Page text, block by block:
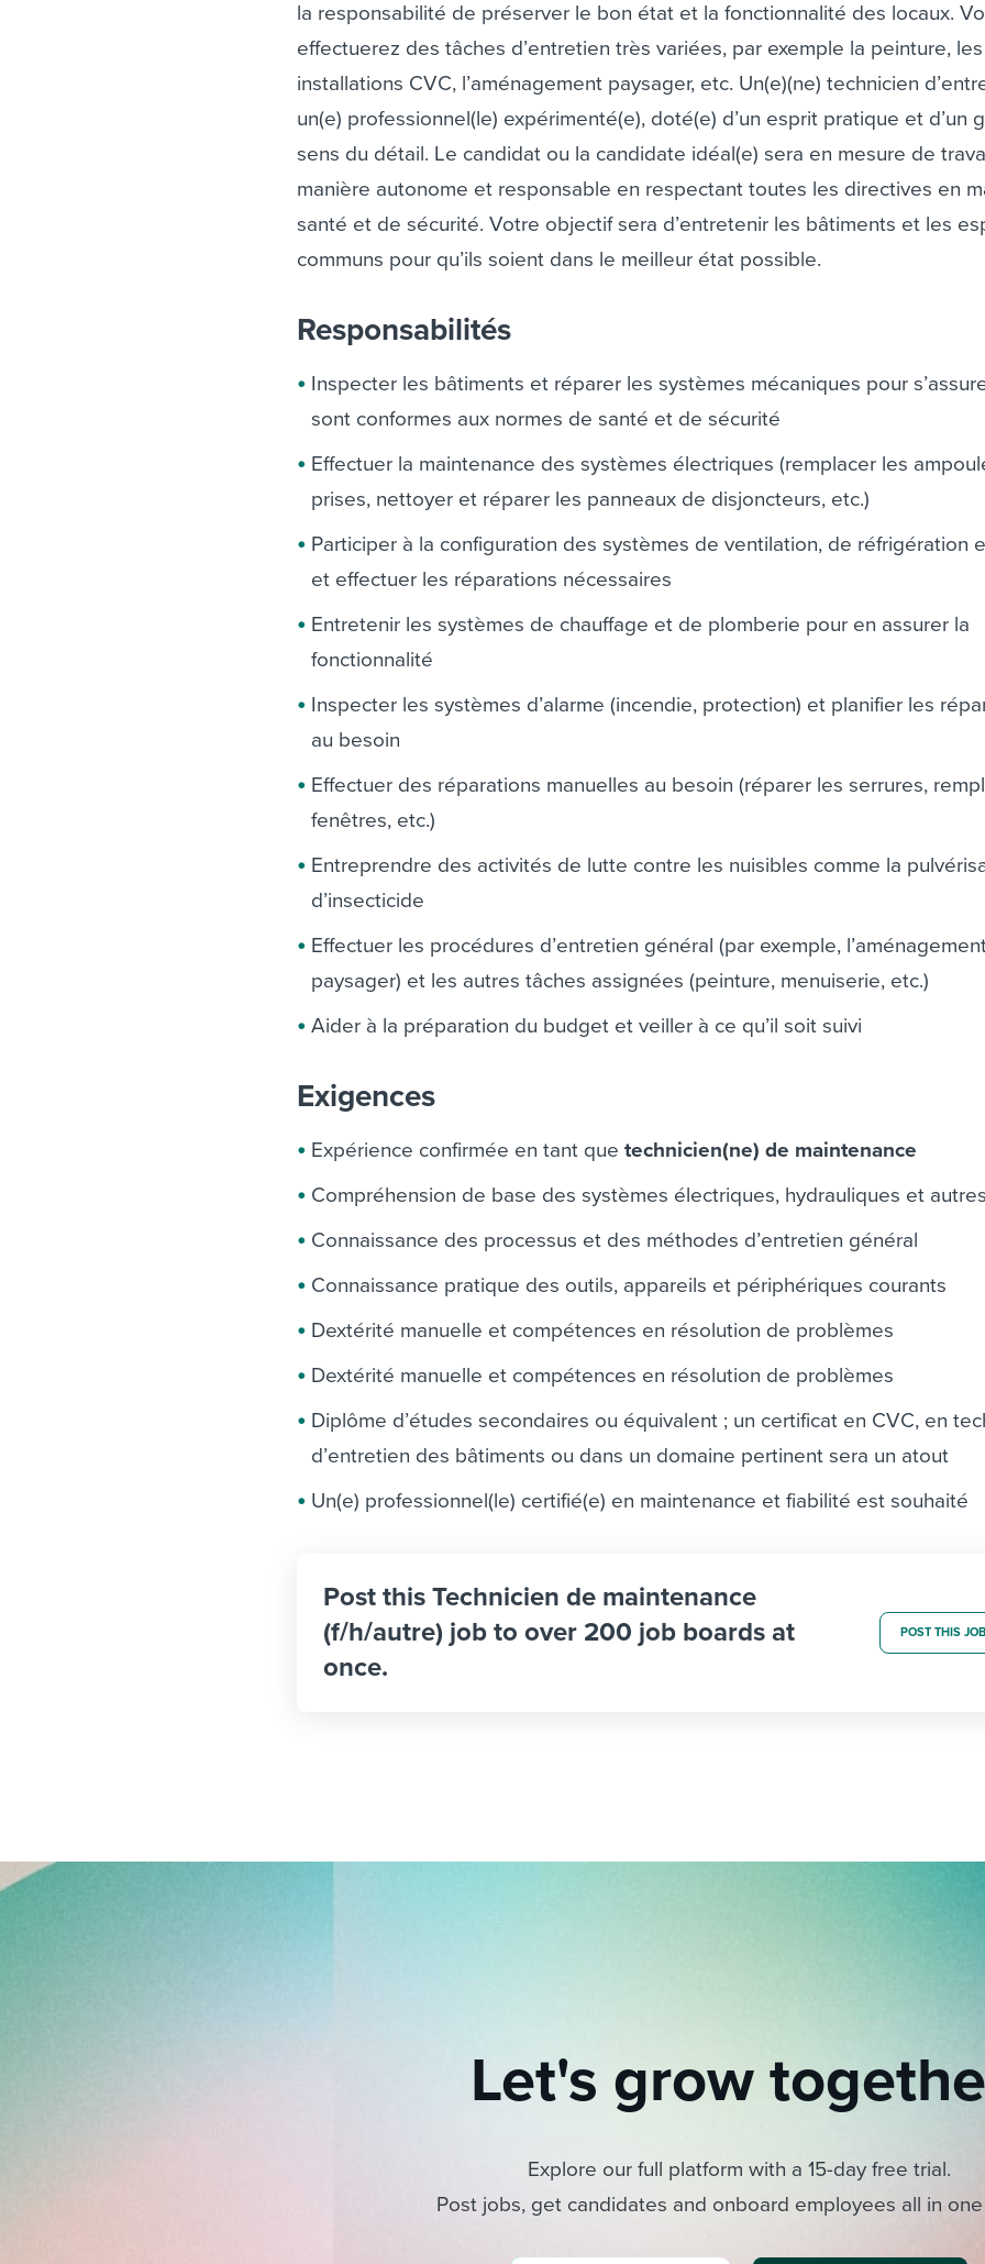
la responsabilité de préserver le bon état et la fonctionnalité des locaux.
effectuerez des tâches d’entretien très variées, par exemple la peinture, les
installations CVC, l’aménagement paysager, etc. Un(e)(ne) technicien
un(e) professionnel(le) expérimenté(e), doté(e) d’un esprit pratique et d’un
sens du détail. Le candidat ou la candidate idéal(e) sera en mesure de
manière autonome et responsable en respectant toutes les directives en
santé et de sécurité. Votre objectif sera d’entretenir les bâtiments et les
communs pour qu’ils soient dans le meilleur état possible.
Responsabilités
Inspecter les bâtiments et réparer les systèmes mécaniques pour
sont conformes aux normes de santé et de sécurité
Effectuer la maintenance des systèmes électriques (remplacer les
prises, nettoyer et réparer les panneaux de disjoncteurs, etc.)
Participer à la configuration des systèmes de ventilation, de réfrigération
et effectuer les réparations nécessaires
Entretenir les systèmes de chauffage et de plomberie pour en assurer la
fonctionnalité
Inspecter les systèmes d’alarme (incendie, protection) et planifier les
au besoin
Effectuer des réparations manuelles au besoin (réparer les serrures,
fenêtres, etc.)
Entreprendre des activités de lutte contre les nuisibles comme la
d’insecticide
Effectuer les procédures d’entretien général (par exemple,
paysager) et les autres tâches assignées (peinture, menuiserie, etc.)
Aider à la préparation du budget et veiller à ce qu’il soit suivi
Exigences
Expérience confirmée en tant quetechnicien(ne) de maintenance
Compréhension de base des systèmes électriques, hydrauliques et autres
Connaissance des processus et des méthodes d’entretien général
Connaissance pratique des outils, appareils et périphériques courants
Dextérité manuelle et compétences en résolution de problèmes
Dextérité manuelle et compétences en résolution de problèmes
Diplôme d’études secondaires ou équivalent ; un certificat en CVC, en
d’entretien des bâtiments ou dans un domaine pertinent sera un atout
Un(e) professionnel(le) certifié(e) en maintenance et fiabilité est souhaité
Post this Technicien de maintenance
(f/h/autre) job to over 200 job boards at
once.
POST THIS
Let's grow
Explore our full platform with a 15-day free trial.
Post jobs, get candidates and onboard employees all in